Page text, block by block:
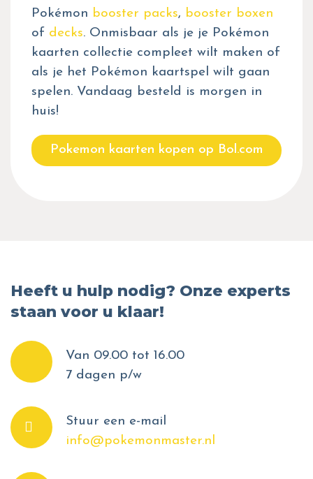
Pokémon booster packs, booster boxen
of decks. Onmisbaar als je je Pokémon
kaarten collectie compleet wilt maken of
als je het Pokémon kaartspel wilt gaan
spelen. Vandaag besteld is morgen in
huis!
Pokemon kaarten kopen op Bol.com
Heeft u hulp nodig? Onze experts
staan voor u klaar!
Van 09.00 tot 16.00
7 dagen p/w
Stuur een e-mail
info@pokemonmaster.nl